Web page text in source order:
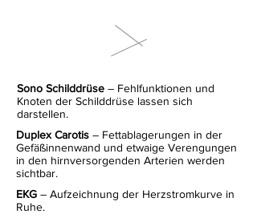
Sono Schilddrüse – Fehlfunktionen und
Knoten der Schilddrüse lassen sich
darstellen.
Duplex Carotis – Fettablagerungen in der
Gefäßinnenwand und etwaige Verengungen
in den hirnversorgenden Arterien werden
sichtbar.
EKG – Aufzeichnung der Herzstromkurve in
Ruhe.